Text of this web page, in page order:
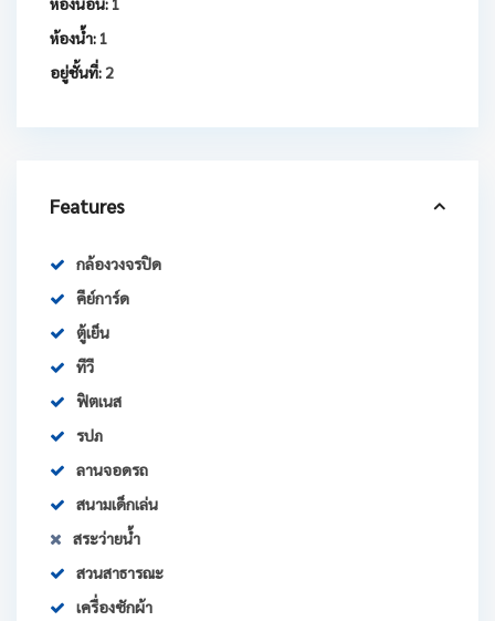
ห้องน้ำ: 1
อยู่ชั้นที่: 2
Features
กล้องวงจรปิด
คีย์การ์ด
ตู้เย็น
ทีวี
ฟิตเนส
รปภ
ลานจอดรถ
สนามเด็กเล่น
สระว่ายน้ำ
สวนสาธารณะ
เครื่องซักผ้า